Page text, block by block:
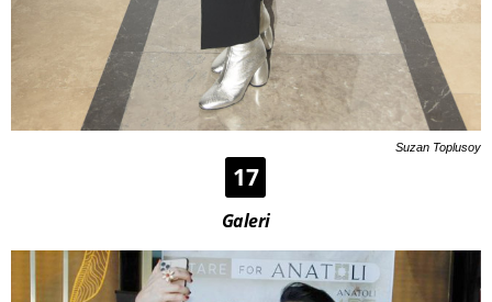
Suzan Toplusoy
17
Galeri